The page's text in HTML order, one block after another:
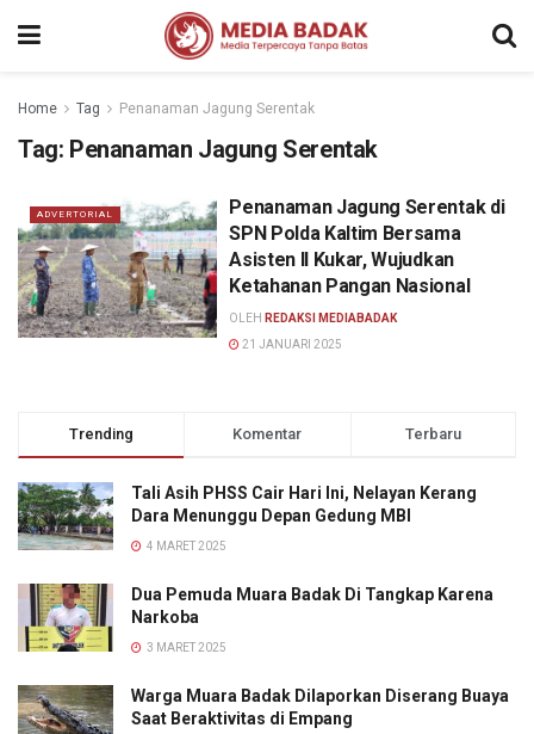
Home Tag Penanaman Jagung Serentak
Tag: Penanaman Jagung Serentak
ADVERTORIAL
Penanaman Jagung Serentak di
SPN Polda Kaltim Bersama
Asisten II Kukar, Wujudkan
Ketahanan Pangan Nasional
OLEH REDAKSI MEDIABADAK
21 JANUARI 2025
Trending Komentar Terbaru
Tali Asih PHSS Cair Hari Ini, Nelayan Kerang
Dara Menunggu Depan Gedung MBI
4 MARET 2025
Dua Pemuda Muara Badak Di Tangkap Karena
Narkoba
3 MARET 2025
Warga Muara Badak Dilaporkan Diserang Buaya
Saat Beraktivitas di Empang